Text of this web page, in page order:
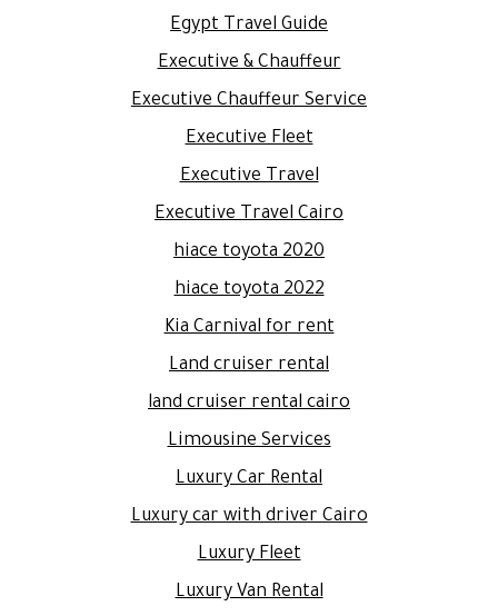
Egypt Travel Guide
Executive & Chauffeur
Executive Chauffeur Service
Executive Fleet
Executive Travel
Executive Travel Cairo
hiace toyota 2020
hiace toyota 2022
Kia Carnival for rent
Land cruiser rental
land cruiser rental cairo
Limousine Services
Luxury Car Rental
Luxury car with driver Cairo
Luxury Fleet
Luxury Van Rental